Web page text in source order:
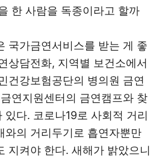
한 사람을 독종이라고 할까
국가금연서비스를 받는 게 좋
상담전화, 지역별 보건소에서
건강보험공단의 병의원 금연
연지원센터의 금연캠프와 찾
있다. 코로나19로 사회적 거리
와의 거리두기로 흡연자뿐만
지켜야 한다. 새해가 밝았으니